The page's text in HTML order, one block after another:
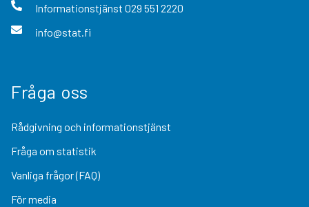
Informationstjänst 029 551 2220
info@stat.fi
Fråga oss
Rådgivning och informationstjänst
Fråga om statistik
Vanliga frågor (FAQ)
För media